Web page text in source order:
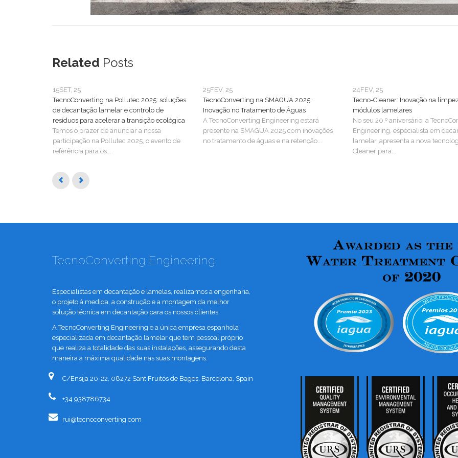
Related Posts
15SET, 25
TecnoConverting na Pollutec 2025: soluções
de decantação lamelar e controlo de
resíduos para acelerar a transição ecológica
Temos o prazer de anunciar a nossa
participação na Pollutec 2025, o evento de
referência para os...
25FEV, 25
TecnoConverting na SMAGUA 2025:
Inovação no Tratamento de Águas
A TecnoConverting Engineering estará
presente na SMAGUA 2025 com inovações
no tratamento de águas e na retenção...
24FEV, 25
Tecno-Cleaner: Inovação na
módulos lamelares
No seu 20.º aniversário, a
Engineering, especialista em
lamelar, apresenta a nova
Cleaner para...
TecnoConverting Engineering
Especialistas em decantação e lamelas, realizamos a engenharia,
o projeto á medida, a construção e a montagem da melhor
solução técnica em decantação para os nossos clientes.
A TecnoConverting Engineering e a única empresa espanhola
especializada em decantação lamelar que tem pessoal próprio
que realiza a totalidade das suas instalações, assegurando desta
maneira a máxima qualidade nas suas montagens.
C/Ensija 20-22, 08272 Sant Fruitós de Bages, Barcelona, Spain
+34 938786734
rui@tecnoconverting.com